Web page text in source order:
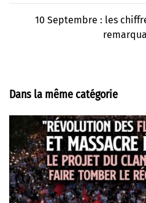
10 Septembre : les
Dans la même catégorie